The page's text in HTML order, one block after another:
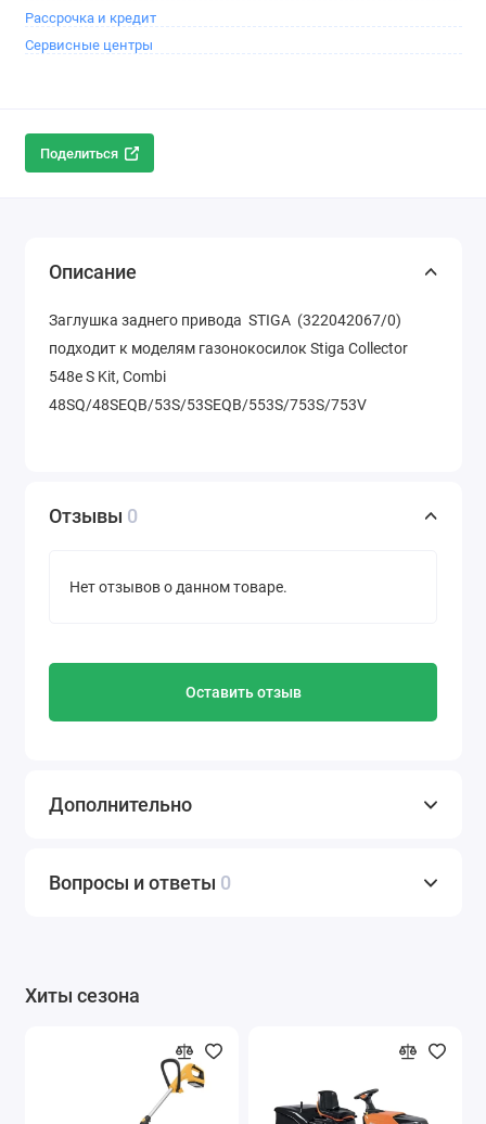
Рассрочка и кредит
Сервисные центры
Поделиться
Описание
Заглушка заднего привода STIGA (322042067/0)
подходит к моделям газонокосилок Stiga Collector
548e S Kit, Combi
48SQ/48SEQB/53S/53SEQB/553S/753S/753V
Отзывы 0
Нет отзывов о данном товаре.
Оставить отзыв
Вопросы и ответы 0
Дополнительно
Хиты сезона